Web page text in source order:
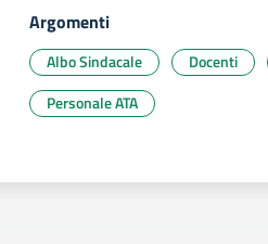
Argomenti
Albo Sindacale Docenti
Personale ATA